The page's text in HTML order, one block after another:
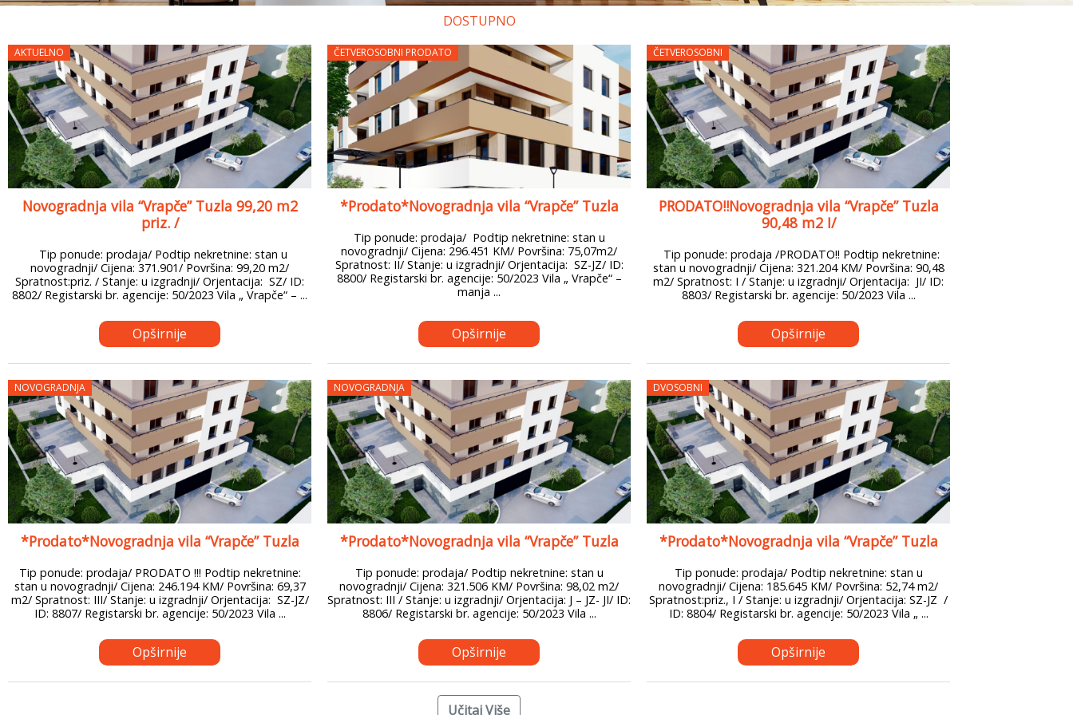
DOSTUPNO
AKTUELNO
Novogradnja vila “Vrapče” Tuzla 99,20 m2
priz. /
Tip ponude: prodaja/ Podtip nekretnine: stan u
novogradnji/ Cijena: 371.901/ Površina: 99,20 m2/
Spratnost:priz. / Stanje: u izgradnji/ Orjentacija: SZ/ ID:
8802/ Registarski br. agencije: 50/2023 Vila „ Vrapče“ – ...
Opširnije
ČETVEROSOBNI PRODATO
*Prodato*Novogradnja vila “Vrapče” Tuzla
Tip ponude: prodaja/ Podtip nekretnine: stan u
novogradnji/ Cijena: 296.451 KM/ Površina: 75,07m2/
Spratnost: II/ Stanje: u izgradnji/ Orjentacija: SZ-JZ/ ID:
8800/ Registarski br. agencije: 50/2023 Vila „ Vrapče“ –
manja ...
Opširnije
ČETVEROSOBNI
PRODATO!!Novogradnja vila “Vrapče” Tuzla
90,48 m2 I/
Tip ponude: prodaja /PRODATO!! Podtip nekretnine:
stan u novogradnji/ Cijena: 321.204 KM/ Površina: 90,48
m2/ Spratnost: I / Stanje: u izgradnji/ Orjentacija: JI/ ID:
8803/ Registarski br. agencije: 50/2023 Vila ...
Opširnije
NOVOGRADNJA
*Prodato*Novogradnja vila “Vrapče” Tuzla
Tip ponude: prodaja/ PRODATO !!! Podtip nekretnine:
stan u novogradnji/ Cijena: 246.194 KM/ Površina: 69,37
m2/ Spratnost: III/ Stanje: u izgradnji/ Orjentacija: SZ-JZ/
ID: 8807/ Registarski br. agencije: 50/2023 Vila ...
Opširnije
NOVOGRADNJA
*Prodato*Novogradnja vila “Vrapče” Tuzla
Tip ponude: prodaja/ Podtip nekretnine: stan u
novogradnji/ Cijena: 321.506 KM/ Površina: 98,02 m2/
Spratnost: III / Stanje: u izgradnji/ Orjentacija: J – JZ- JI/ ID:
8806/ Registarski br. agencije: 50/2023 Vila ...
Opširnije
DVOSOBNI
*Prodato*Novogradnja vila “Vrapče” Tuzla
Tip ponude: prodaja/ Podtip nekretnine: stan u
novogradnji/ Cijena: 185.645 KM/ Površina: 52,74 m2/
Spratnost:priz., I / Stanje: u izgradnji/ Orjentacija: SZ-JZ /
ID: 8804/ Registarski br. agencije: 50/2023 Vila „ ...
Opširnije
Učitaj Više